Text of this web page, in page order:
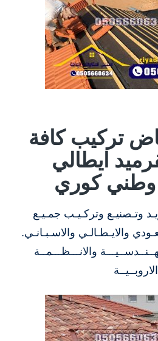
تركيب كافة
ايطالي
وطني كوري
وتـصنيـع وتركـيـب جمـيـع
والايـطـالـي والاسـبـانـي.
والانـــظـــمــة
الاروبــيــة